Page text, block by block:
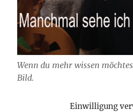
Einwilligung
Wenn du mehr wissen
Bild.